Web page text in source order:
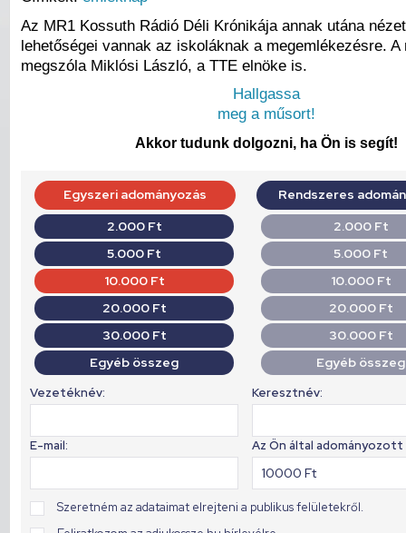
Az MR1 Kossuth Rádió Déli Krónikája annak utána
lehetőségei vannak az iskoláknak a megemlékezésre. A
megszóla Miklósi László, a TTE elnöke is.
Hallgassa
meg a műsort!
Akkor tudunk dolgozni, ha Ön is segít!